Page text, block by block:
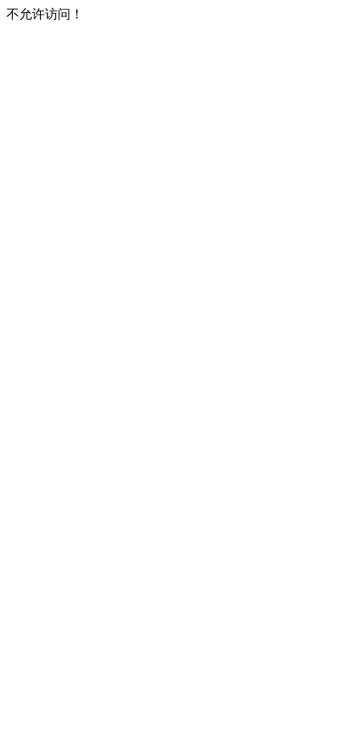
不允许访问！